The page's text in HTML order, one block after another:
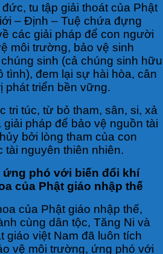
tu tập giải thoát của Phật
– Định – Tuệ chứa đựng
các giải pháp để con người
môi trường, bảo vệ sinh
sinh (cả chúng sinh hữu
tình), đem lại sự hài hòa, cân
phát triển bền vững.
tri túc, từ bỏ tham, sân, si, xả
pháp để bảo vệ nguồn tài
bởi lòng tham của con
tài nguyên thiên nhiên.
ứng phó với biến đổi khí
của Phật giáo nhập thế
của Phật giáo nhập thế,
cùng dân tộc, Tăng Ni và
giáo việt Nam đã luôn tích
vệ môi trường, ứng phó với